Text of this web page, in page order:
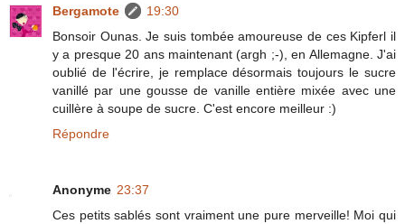
Bergamote
19:30
Bonsoir Ounas. Je suis tombée amoureuse de ces Kipferl il
y a presque 20 ans maintenant (argh ;-), en Allemagne. J'ai
oublié de l'écrire, je remplace désormais toujours le sucre
vanillé par une gousse de vanille entière mixée avec une
cuillère à soupe de sucre. C'est encore meilleur :)
Répondre
Anonyme 23:37
Ces petits sablés sont vraiment une pure merveille! Moi qui